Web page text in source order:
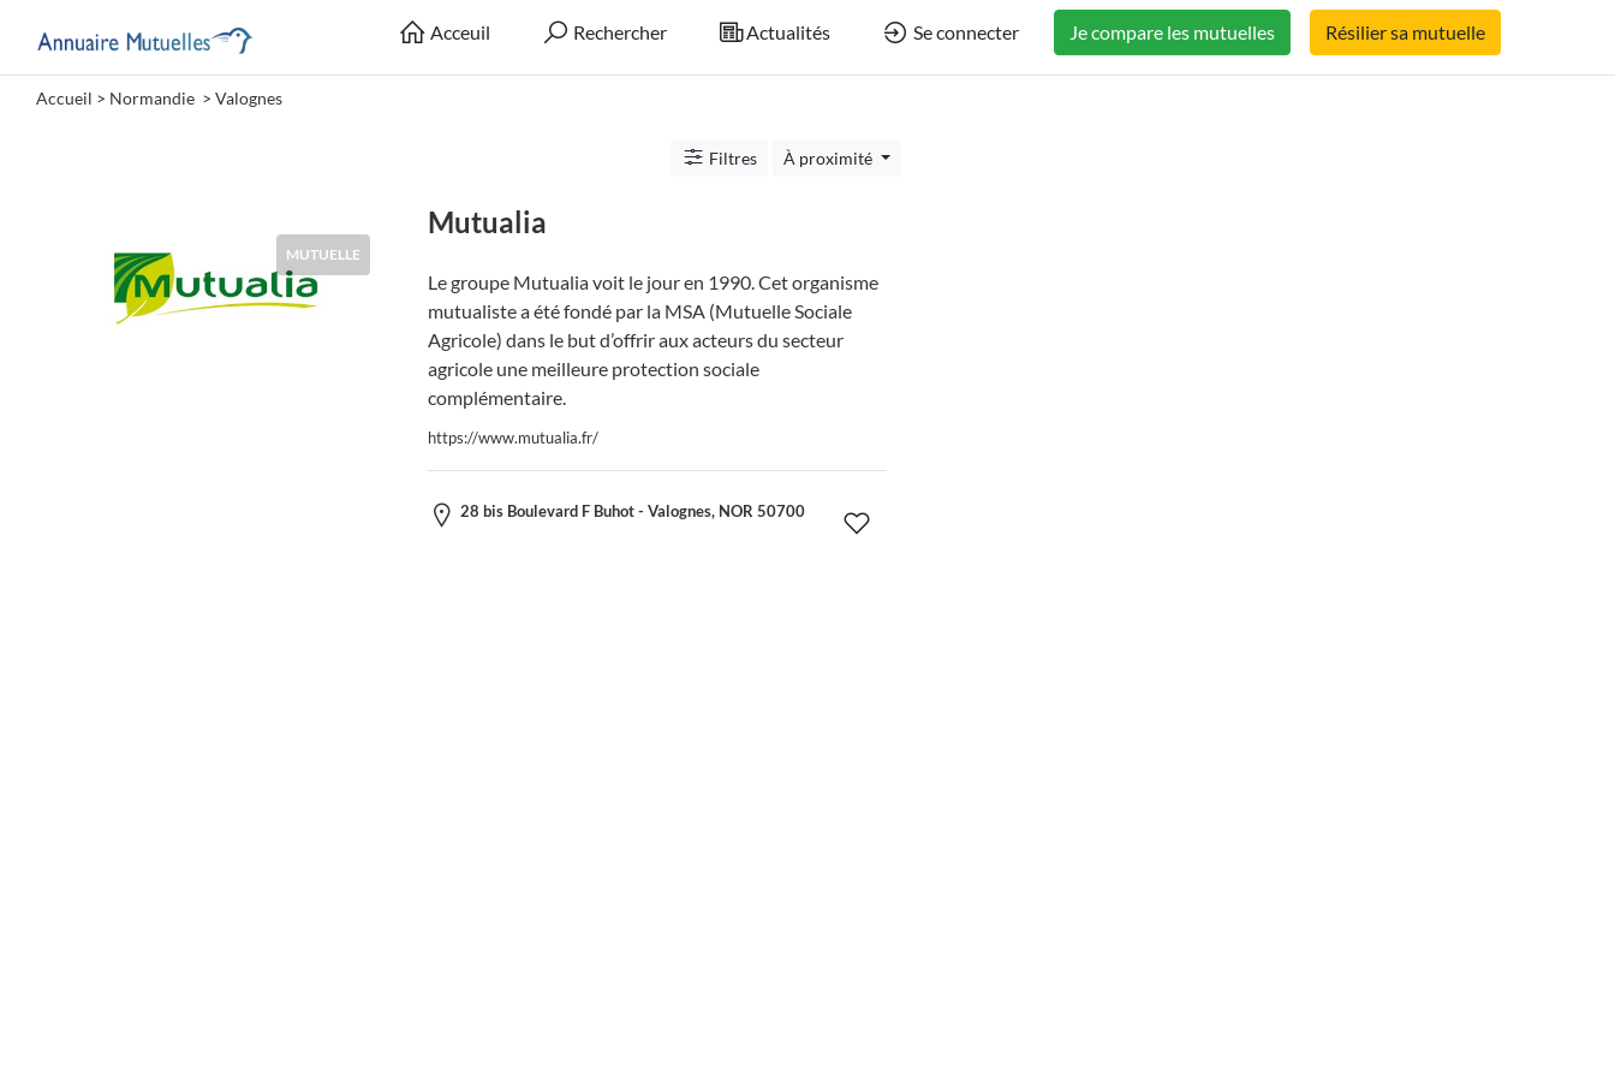
Acceuil Rechercher Actualités Se connecter Je compare les mutuelles Résilier sa mutuelle
Accueil > Normandie > Valognes
Filtres À proximité
MUTUELLE
Mutualia
Le groupe Mutualia voit le jour en 1990. Cet organisme
mutualiste a été fondé par la MSA (Mutuelle Sociale
Agricole) dans le but d’offrir aux acteurs du secteur
agricole une meilleure protection sociale
complémentaire.
https://www.mutualia.fr/
28 bis Boulevard F Buhot - Valognes, NOR 50700